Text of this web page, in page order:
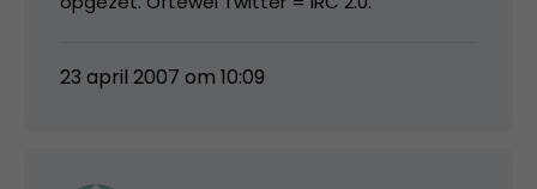
23 april 2007 om 10:09